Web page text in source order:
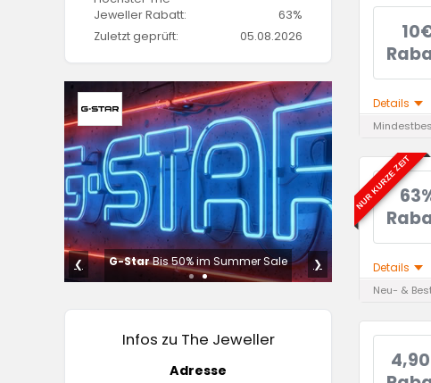
Details
NUR KURZE ZEIT
Details
Neu- &
Jeweller Rabatt:
63%
Zuletzt geprüft:
05.08.2026
G-StarBis 50% im Summer Sale
❮ ❯
Infos zu The Jeweller
Adresse